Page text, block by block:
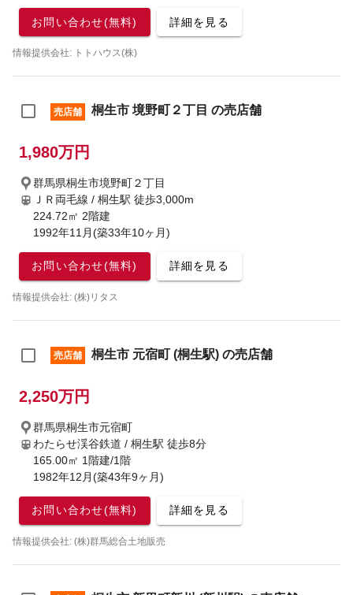
お問い合わせ(無料) 詳細を見る
情報提供会社: トトハウス(株)
売店舗 桐生市 境野町２丁目 の売店舗
1,980万円
群馬県桐生市境野町２丁目
ＪＲ両毛線 / 桐生駅 徒歩3,000m
224.72㎡ 2階建
1992年11月(築33年10ヶ月)
お問い合わせ(無料) 詳細を見る
情報提供会社: (株)リタス
売店舗 桐生市 元宿町 (桐生駅) の売店舗
2,250万円
群馬県桐生市元宿町
わたらせ渓谷鉄道 / 桐生駅 徒歩8分
165.00㎡ 1階建/1階
1982年12月(築43年9ヶ月)
お問い合わせ(無料) 詳細を見る
情報提供会社: (株)群馬総合土地販売